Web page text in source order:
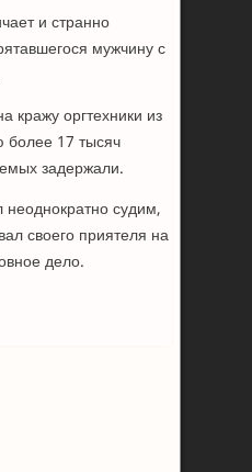
и странно
мужчину с
кражу оргтехники из
более 17 тысяч
задержали.
судим,
своего приятеля на
дело.